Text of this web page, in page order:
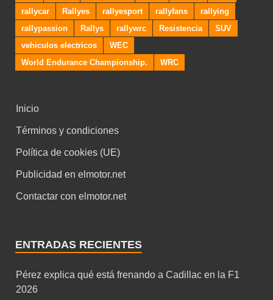
rallycar
Rallyes rallyesport rallyfans
rallying
rallypassion
Rallys rallywrc Resistencia
SUV
vehiculos electricos
WEC
World Endurance Championship.
WRC
Inicio
Términos y condiciones
Política de cookies (UE)
Publicidad en elmotor.net
Contactar con elmotor.net
ENTRADAS RECIENTES
Pérez explica qué está frenando a Cadillac en la F1
2026